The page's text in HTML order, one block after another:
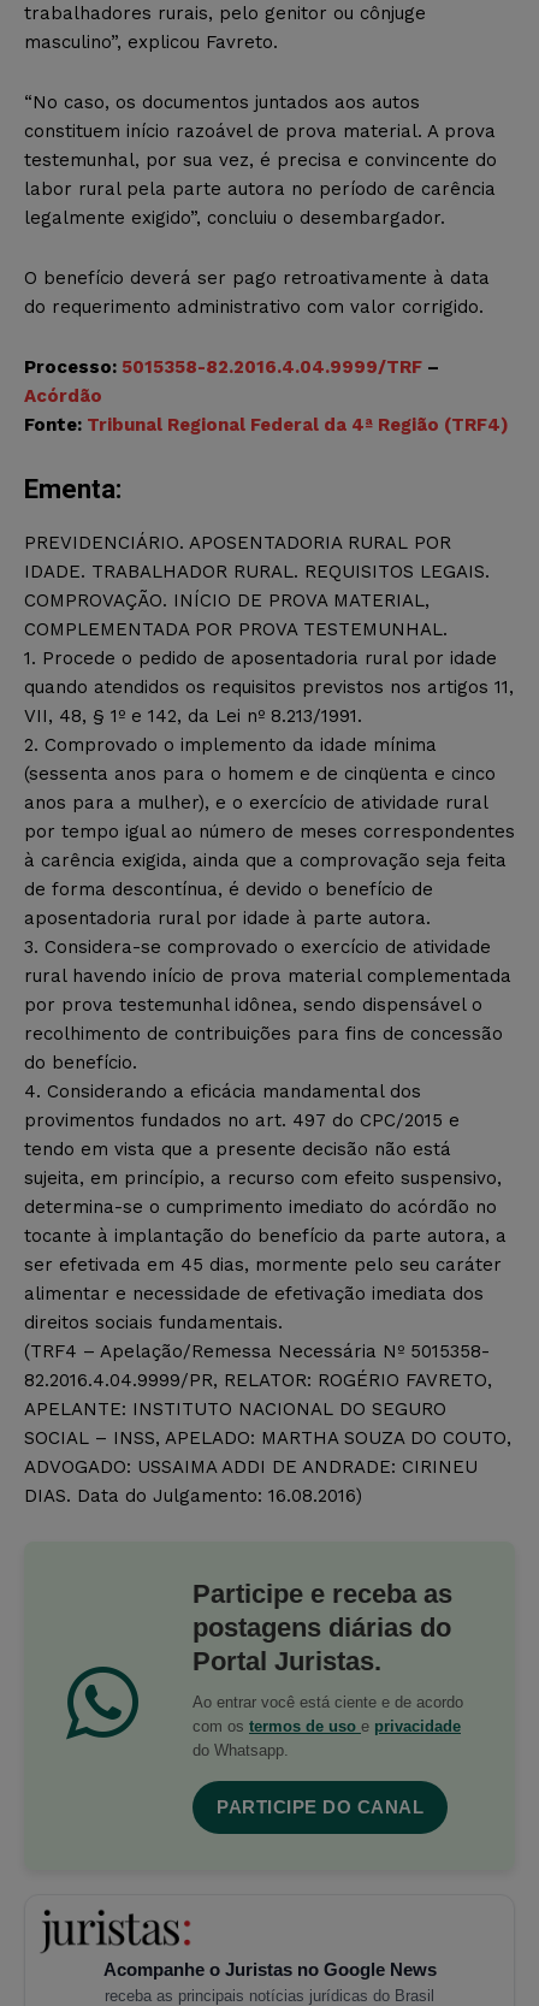
trabalhadores rurais, pelo genitor ou cônjuge
masculino”, explicou Favreto.
“No caso, os documentos juntados aos autos
constituem início razoável de prova material. A prova
testemunhal, por sua vez, é precisa e convincente do
labor rural pela parte autora no período de carência
legalmente exigido”, concluiu o desembargador.
O benefício deverá ser pago retroativamente à data
do requerimento administrativo com valor corrigido.
Processo: 5015358-82.2016.4.04.9999/TRF –
Acórdão
Fonte: Tribunal Regional Federal da 4ª Região (TRF4)
Ementa:
PREVIDENCIÁRIO. APOSENTADORIA RURAL POR
IDADE. TRABALHADOR RURAL. REQUISITOS LEGAIS.
COMPROVAÇÃO. INÍCIO DE PROVA MATERIAL,
COMPLEMENTADA POR PROVA TESTEMUNHAL.
1. Procede o pedido de aposentadoria rural por idade
quando atendidos os requisitos previstos nos artigos 11,
VII, 48, § 1º e 142, da Lei nº 8.213/1991.
2. Comprovado o implemento da idade mínima
(sessenta anos para o homem e de cinqüenta e cinco
anos para a mulher), e o exercício de atividade rural
por tempo igual ao número de meses correspondentes
à carência exigida, ainda que a comprovação seja feita
de forma descontínua, é devido o benefício de
aposentadoria rural por idade à parte autora.
3. Considera-se comprovado o exercício de atividade
rural havendo início de prova material complementada
por prova testemunhal idônea, sendo dispensável o
recolhimento de contribuições para fins de concessão
do benefício.
4. Considerando a eficácia mandamental dos
provimentos fundados no art. 497 do CPC/2015 e
tendo em vista que a presente decisão não está
sujeita, em princípio, a recurso com efeito suspensivo,
determina-se o cumprimento imediato do acórdão no
tocante à implantação do benefício da parte autora, a
ser efetivada em 45 dias, mormente pelo seu caráter
alimentar e necessidade de efetivação imediata dos
direitos sociais fundamentais.
(TRF4 – Apelação/Remessa Necessária Nº 5015358-
82.2016.4.04.9999/PR, RELATOR: ROGÉRIO FAVRETO,
APELANTE: INSTITUTO NACIONAL DO SEGURO
SOCIAL – INSS, APELADO: MARTHA SOUZA DO COUTO,
ADVOGADO: USSAIMA ADDI DE ANDRADE: CIRINEU
DIAS. Data do Julgamento: 16.08.2016)
Participe e receba as
postagens diárias do
Portal Juristas.
Ao entrar você está ciente e de acordo
com os termos de uso e privacidade
do Whatsapp.
PARTICIPE DO CANAL
Acompanhe o Juristas no Google News
receba as principais notícias jurídicas do Brasil